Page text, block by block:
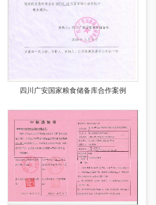
四川广安国家粮食储备库合作案例